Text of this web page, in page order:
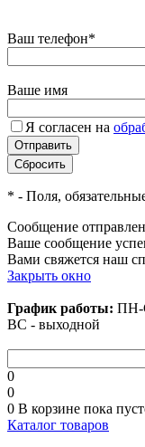
Ваш телефон*
Ваше имя
Я согласен на
* - Поля,
Сообщение
Ваше сообщение
Вами свяжется наш
Закрыть окно
График работы: ПН-
ВС - выходной
0
0
0 В корзине пока
Каталог товаров